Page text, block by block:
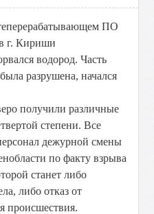
ПО
г. Кириши
водород. Часть
разрушена, начался
получили различные
степени. Все
дежурной смены
по факту взрыва
станет либо
либо отказ от
происшествия.